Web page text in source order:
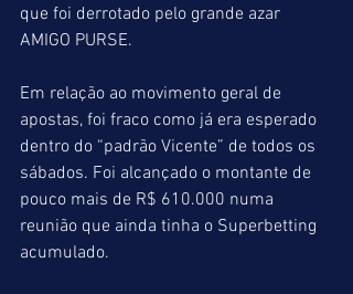
que foi derrotado pelo grande azar
AMIGO PURSE.
Em relação ao movimento geral de
apostas, foi fraco como já era esperado
dentro do “padrão Vicente” de todos os
sábados. Foi alcançado o montante de
pouco mais de R$ 610.000 numa
reunião que ainda tinha o Superbetting
acumulado.